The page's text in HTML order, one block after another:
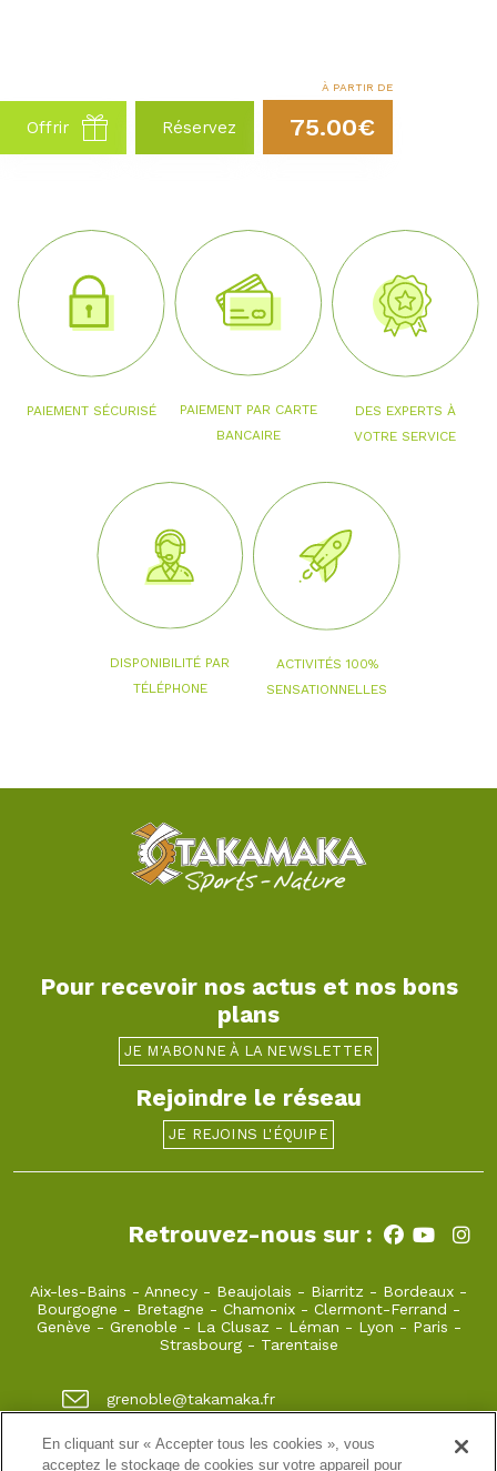
Offrir Réservez
À PARTIR DE
75.00€
PAIEMENT SÉCURISÉ
PAIEMENT PAR CARTE
BANCAIRE
DES EXPERTS À
VOTRE SERVICE
DISPONIBILITÉ PAR
TÉLÉPHONE
ACTIVITÉS 100%
SENSATIONNELLES
Pour recevoir nos actus et nos bons
plans
JE M'ABONNE À LA NEWSLETTER
Rejoindre le réseau
JE REJOINS L'ÉQUIPE
Retrouvez-nous sur :
Aix-les-Bains - Annecy - Beaujolais - Biarritz - Bordeaux -
Bourgogne - Bretagne - Chamonix - Clermont-Ferrand -
Genève - Grenoble - La Clusaz - Léman - Lyon - Paris -
Strasbourg- Tarentaise
grenoble@takamaka.fr
04 80 42 00 70
En cliquant sur « Accepter tous les cookies », vous
acceptez le stockage de cookies sur votre appareil pour